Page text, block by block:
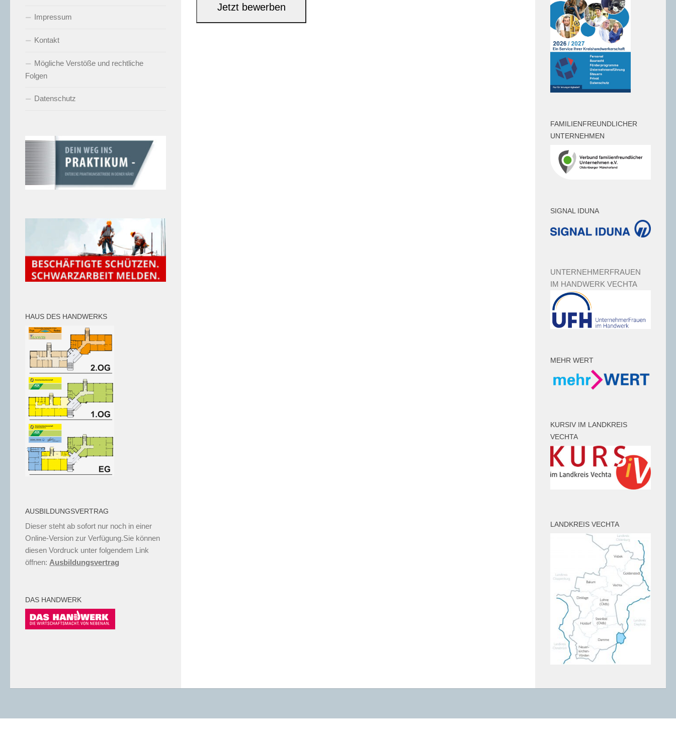
Impressum
Kontakt
Mögliche Verstöße und rechtliche
Folgen
Datenschutz
HAUS DES HANDWERKS
AUSBILDUNGSVERTRAG
Dieser steht ab sofort nur noch in einer
Online-Version zur Verfügung.Sie können
diesen Vordruck unter folgendem Link
öffnen: Ausbildungsvertrag
DAS HANDWERK
FAMILIENFREUNDLICHER
UNTERNEHMEN
SIGNAL IDUNA
UNTERNEHMERFRAUEN
IM HANDWERK VECHTA
MEHR WERT
KURSIV IM LANDKREIS
VECHTA
LANDKREIS VECHTA